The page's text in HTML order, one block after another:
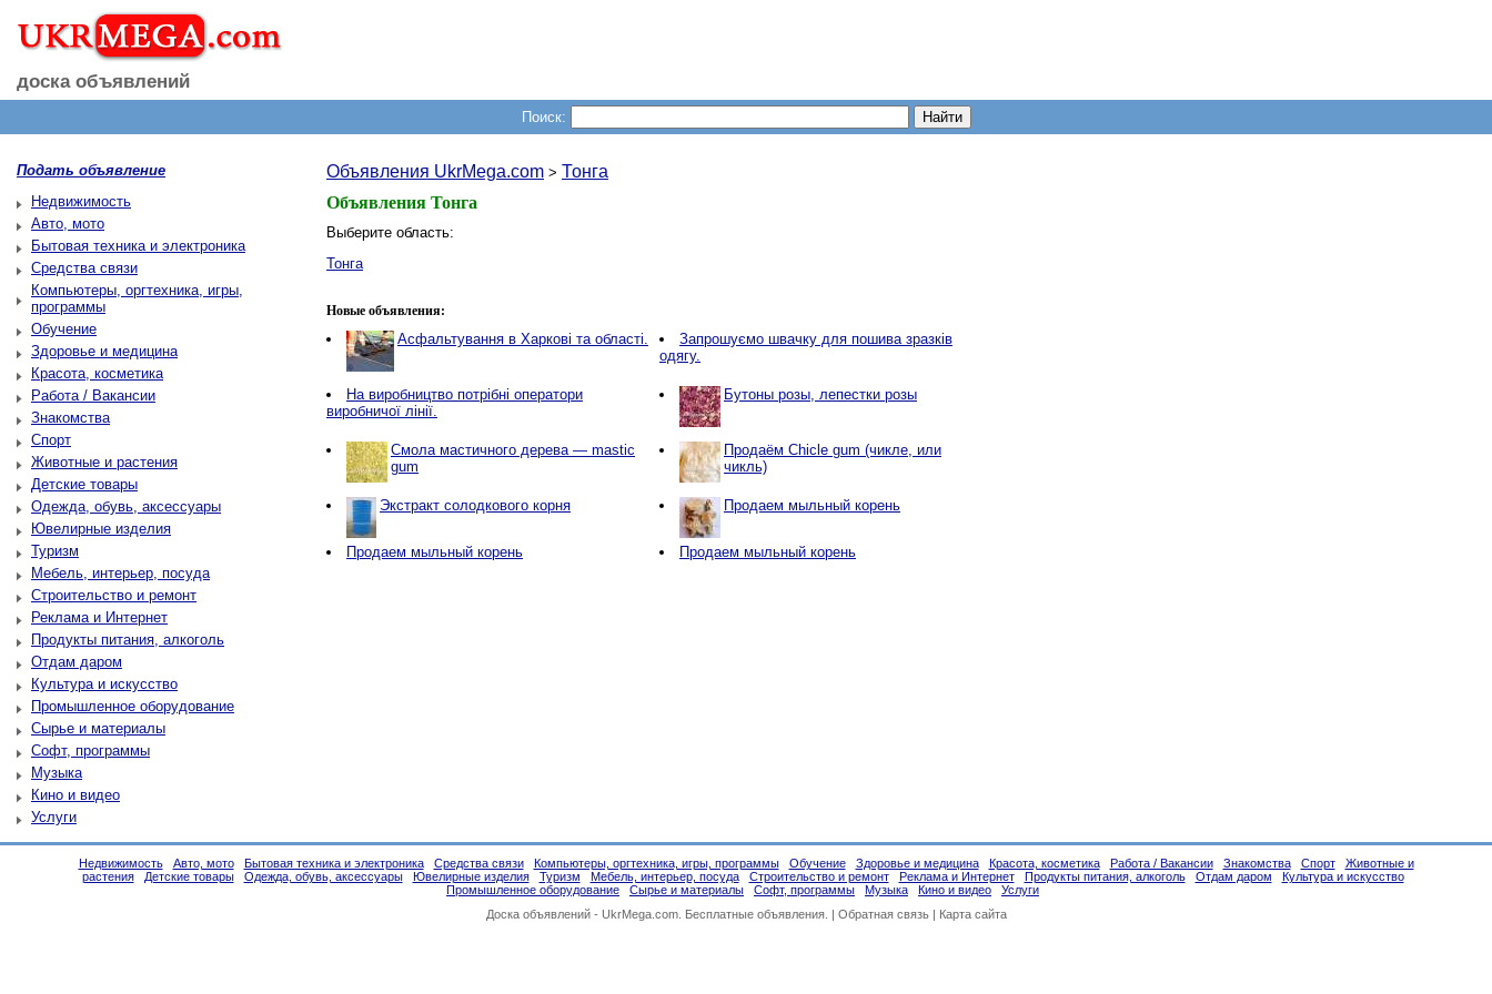
доска объявлений
Поиск:
Подать объявление
Недвижимость
Авто, мото
Бытовая техника и электроника
Средства связи
Компьютеры, оргтехника, игры,
программы
Обучение
Здоровье и медицина
Красота, косметика
Работа / Вакансии
Знакомства
Спорт
Животные и растения
Детские товары
Одежда, обувь, аксессуары
Ювелирные изделия
Туризм
Мебель, интерьер, посуда
Строительство и ремонт
Реклама и Интернет
Продукты питания, алкоголь
Отдам даром
Культура и искусство
Промышленное оборудование
Сырье и материалы
Софт, программы
Музыка
Кино и видео
Услуги
Объявления UkrMega.com > Тонга
Объявления Тонга
Выберите область:
Тонга
Новые объявления:
Асфальтування в Харкові та області.
Запрошуємо швачку для пошива зразків
одягу.
Нa виробництво потрібні оператори
виробничої лінії.
Бутоны розы, лепестки розы
Смола мастичного дерева — mastic
gum
Продаём Chicle gum (чикле, или
чикль)
Экстракт солодкового корня Продаем мыльный корень
Продаем мыльный корень Продаем мыльный корень
Недвижимость Авто, мото Бытовая техника и электроника Средства связи Компьютеры, оргтехника, игры, программы Обучение Здоровье и медицина Красота, косметика Работа / Вакансии Знакомства Спорт
Животные и
растения
Детские товары Одежда, обувь, аксессуары Ювелирные изделия Туризм Мебель, интерьер, посуда Строительство и ремонт Реклама и Интернет Продукты питания, алкоголь Отдам даром
Культура и искусство
Промышленное оборудование
Сырье и материалы Софт, программы Музыка Кино и видео
Услуги
Доска объявлений - UkrMega.com. Бесплатные объявления. | Обратная связь| Карта сайта